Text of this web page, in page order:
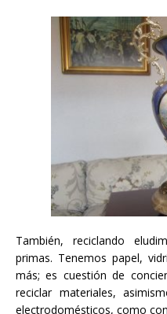
También, reciclando
primas. Tenemos papel,
más; es cuestión de
reciclar materiales,
electrodomésticos, como